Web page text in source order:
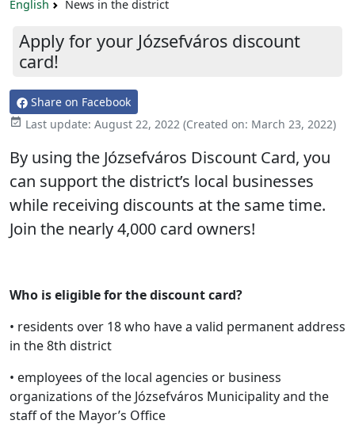
English News in the district
Apply for your Józsefváros discount
card!
Share on Facebook
 Last update: August 22, 2022 (Created on: March 23, 2022)
By using the Józsefváros Discount Card, you
can support the district’s local businesses
while receiving discounts at the same time.
Join the nearly 4,000 card owners!
Who is eligible for the discount card?
• residents over 18 who have a valid permanent address
in the 8th district
• employees of the local agencies or business
organizations of the Józsefváros Municipality and the
staff of the Mayor’s Office